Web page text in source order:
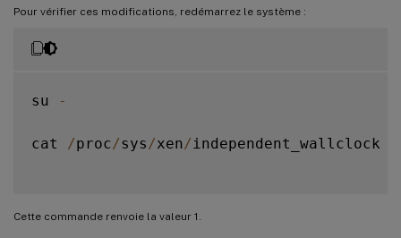
Pour vérifier ces modifications, redémarrez le système :
su -
cat /proc/sys /xen/ independent_wallclock
Cette commande renvoie la valeur 1.